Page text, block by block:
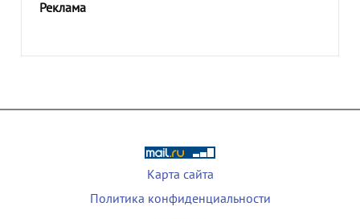
Реклама
Карта сайта
Политика конфиденциальности